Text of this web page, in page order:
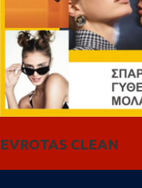
EVROTAS CLEAN